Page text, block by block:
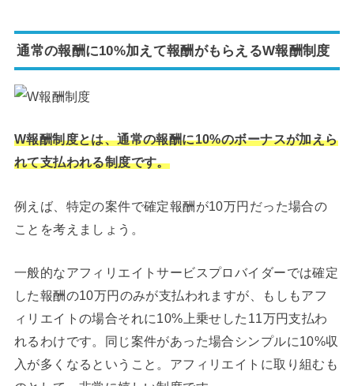
通常の報酬に10%加えて報酬がもらえるW報酬制度
W報酬制度とは、通常の報酬に10%のボーナスが加えら
れて支払われる制度です。
例えば、特定の案件で確定報酬が10万円だった場合の
ことを考えましょう。
一般的なアフィリエイトサービスプロバイダーでは確定
した報酬の10万円のみが支払われますが、もしもアフ
ィリエイトの場合それに10%上乗せした11万円支払わ
れるわけです。同じ案件があった場合シンプルに10%収
入が多くなるということ。アフィリエイトに取り組むも